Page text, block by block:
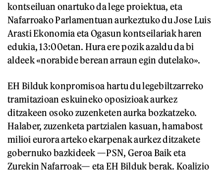
kontseiluan onartuko da lege proiektua, eta
Nafarroako Parlamentuan aurkeztuko du Jose Luis
Arasti Ekonomia eta Ogasun kontseilariak haren
edukia, 13:00etan. Hura ere pozik azaldu da bi
aldeek «norabide berean arraun egin dutelako».
EH Bilduk konpromisoa hartu du legebiltzarreko
tramitazioan eskuineko oposizioak aurkez
ditzakeen osoko zuzenketen aurka bozkatzeko.
Halaber, zuzenketa partzialen kasuan, hamabost
milioi eurora arteko ekarpenak aurkez ditzakete
gobernuko bazkideek —PSN, Geroa Baik eta
Zurekin Nafarroak— eta EH Bilduk berak. Koalizio